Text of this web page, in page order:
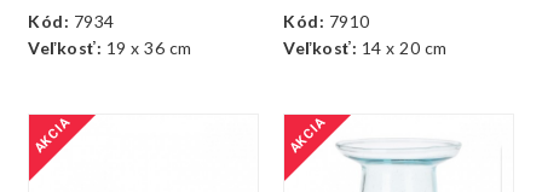
Kód: 7934
Veľkosť: 19 x 36 cm
Kód: 7910
Veľkosť: 14 x 20 cm
AKCIA AKCIA